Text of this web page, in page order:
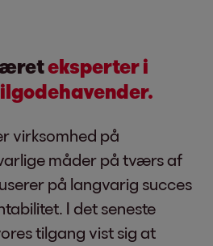
eksperter i
.
virksomhed på
måder på tværs af
på langvarig succes
I det seneste
tilgang vist sig at